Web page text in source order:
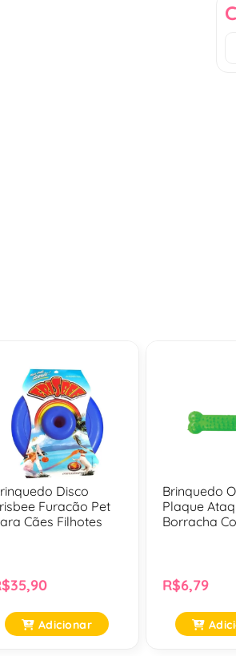
Disco
Furacão Pet
Cães Filhotes
Adicionar
Brinquedo
Plaque
Borracha
R$6,79